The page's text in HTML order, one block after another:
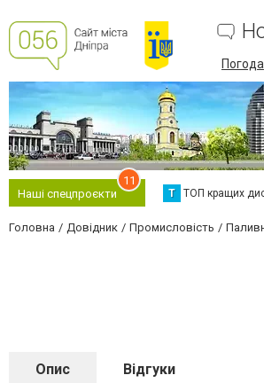
Погода
Наші спецпроєкти
11
Т ТОП кращих
Головна Довідник Промисловість
Опис Відгуки